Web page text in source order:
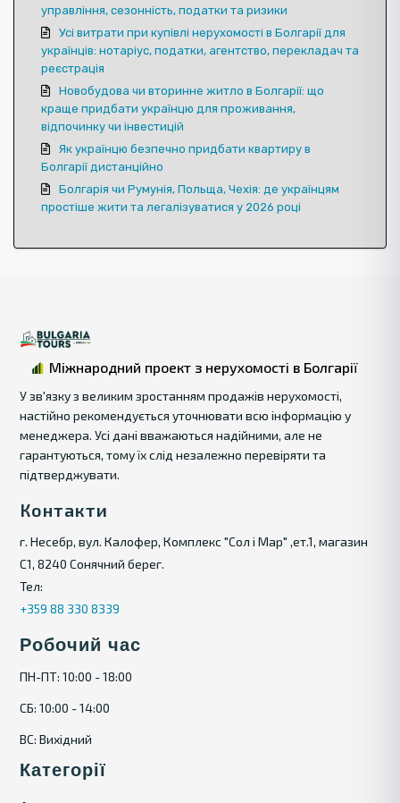
управління, сезонність, податки та ризики
Усі витрати при купівлі нерухомості в Болгарії для
українців: нотаріус, податки, агентство, перекладач та
реєстрація
Новобудова чи вторинне житло в Болгарії: що
краще придбати українцю для проживання,
відпочинку чи інвестицій
Як українцю безпечно придбати квартиру в
Болгарії дистанційно
Болгарія чи Румунія, Польща, Чехія: де українцям
простіше жити та легалізуватися у 2026 році
Міжнародний проект з нерухомості в Болгарії
У зв'язку з великим зростанням продажів нерухомості,
настійно рекомендується уточнювати всю інформацію у
менеджера. Усі дані вважаються надійними, але не
гарантуються, тому їх слід незалежно перевіряти та
підтверджувати.
Контакти
г. Несебр, вул. Калофер, Комплекс "Сол і Мар" ,ет.1, магазин
С1, 8240 Сонячний берег.
Тел:
+359 88 330 8339
Робочий час
ПН-ПТ: 10:00 - 18:00
СБ: 10:00 - 14:00
ВС: Вихідний
Категорії